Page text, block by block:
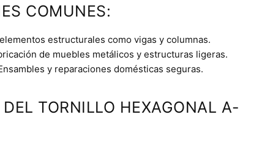
COMUNES:
estructurales como vigas y columnas.
de muebles metálicos y estructuras ligeras.
y reparaciones domésticas seguras.
DEL TORNILLO HEXAGONAL A-